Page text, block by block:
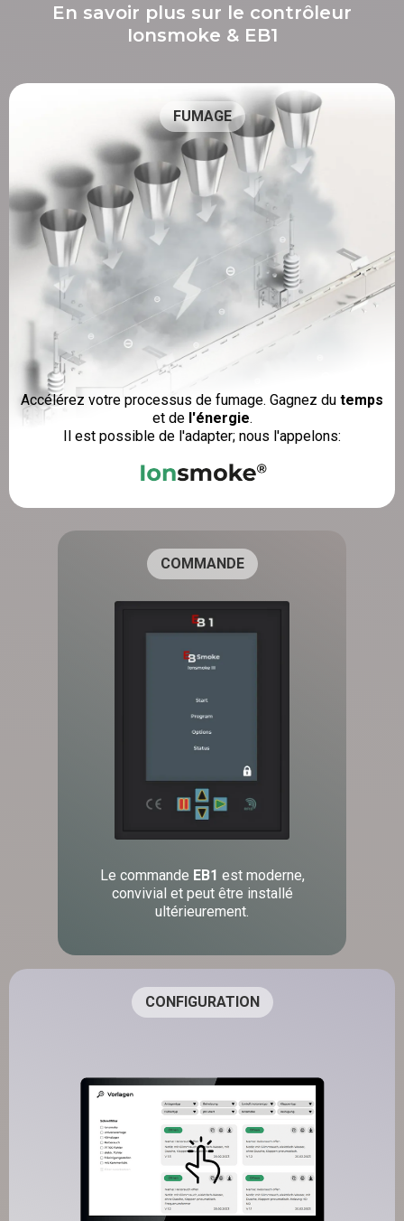
En savoir plus sur le contrôleur
Ionsmoke & EB1
FUMAGE
Accélérez votre processus de fumage. Gagnez du temps
et de l'énergie.
Il est possible de l'adapter; nous l'appelons:
Le commande EB1 est moderne,
convivial et peut être installé
ultérieurement.
COMMANDE
CONFIGURATION